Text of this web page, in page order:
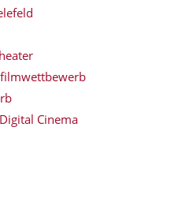
Cinema